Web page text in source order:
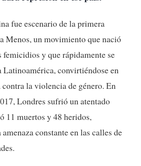
fue escenario de la primera
Menos, un movimiento que nació
y que rápidamente se
Latinoamérica, convirtiéndose en
la violencia de género. En
Londres sufrió un atentado
11 muertos y 48 heridos,
constante en las calles de